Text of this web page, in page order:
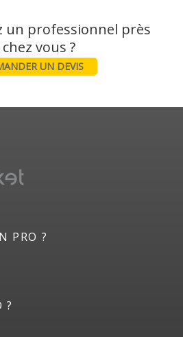
un professionnel près
UN DEVIS
PRO ?
?